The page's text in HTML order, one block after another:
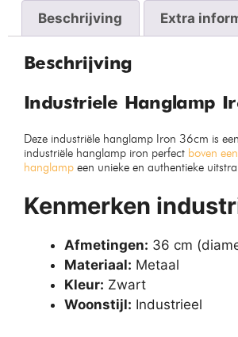
Beschrijving Extra
Beschrijving
Industriele Hanglamp
Deze industriële hanglamp Iron 36cm is
industriële hanglamp iron perfect boven
hanglamp een unieke en authentieke
Kenmerken
Afmetingen: 36 cm
Materiaal: Metaal
Kleur: Zwart
Woonstijl: Industrieel